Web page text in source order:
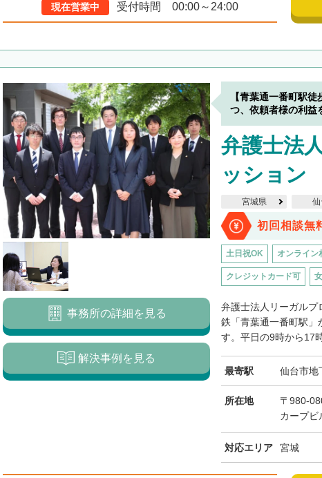
現在営業中 受付時間 00:00～24:00
【青葉通一番町駅
つ、依頼者様の利益
弁護士法
ッション
宮城県 仙
初回相談無
土日祝OK オンライン
クレジットカード可
弁護士法人リーガルプ
鉄「青葉通一番町駅」
す。平日の9時から17
最寄駅 仙台市地
所在地
〒980-
カープビ
対応エリア 宮城
事務所の詳細を見る
解決事例を見る